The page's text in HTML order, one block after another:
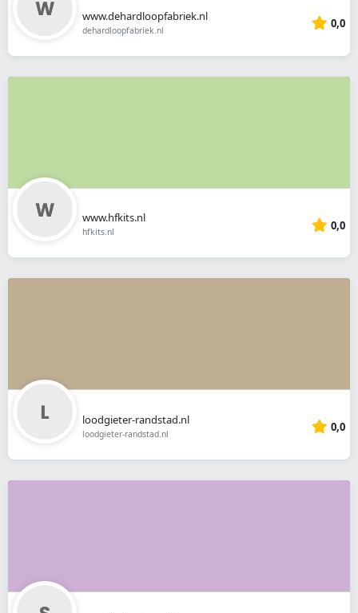
www.dehardloopfabriek.nl
dehardloopfabriek.nl 0,0
www.hfkits.nl
hfkits.nl 0,0
loodgieter-randstad.nl
loodgieter-randstad.nl 0,0